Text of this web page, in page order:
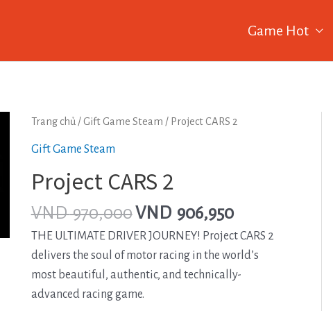
Game Hot
Trang chủ /Gift Game Steam / Project CARS 2
Gift Game Steam
Project CARS 2
VND970,000VND 906,950
THE ULTIMATE DRIVER JOURNEY! Project CARS 2
delivers the soul of motor racing in the world’s
most beautiful, authentic, and technically-
advanced racing game.